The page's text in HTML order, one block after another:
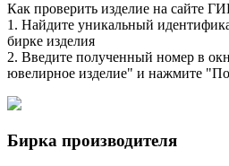
Как проверить изделие на сайте
1. Найдите уникальный
бирке изделия
2. Введите полученный номер в
ювелирное изделие" и нажмите
Бирка производителя